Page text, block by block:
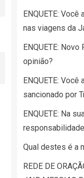
ENQUETE:
nas viagens da
ENQUETE:
opinião?
ENQUETE:
sancionado por
ENQUETE: Na
Qual destes é a
REDE DE